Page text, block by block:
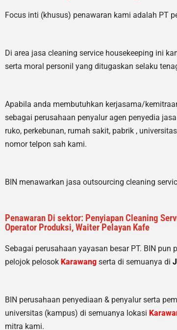
Focus inti (khusus) penawaran kami adalah PT
Di area jasa cleaning service housekeeping ini
serta moral personil yang ditugaskan selaku
Apabila anda membutuhkan kerjasama/
sebagai perusahaan penyalur agen penyedia
ruko, perkebunan, rumah sakit, pabrik ,
nomor telpon sah kami.
BIN menawarkan jasa outsourcing cleaning
Penawaran Di sektor: Penyiapan Cleaning
Operator Produksi, Waiter Pelayan Kafe
Sebagai perusahaan yayasan besar PT. BIN
pelojok pelosok Karawang serta di semuanya di
BIN perusahaan penyediaan & penyalur serta
universitas (kampus) di semuanya lokasi
mitra kami.